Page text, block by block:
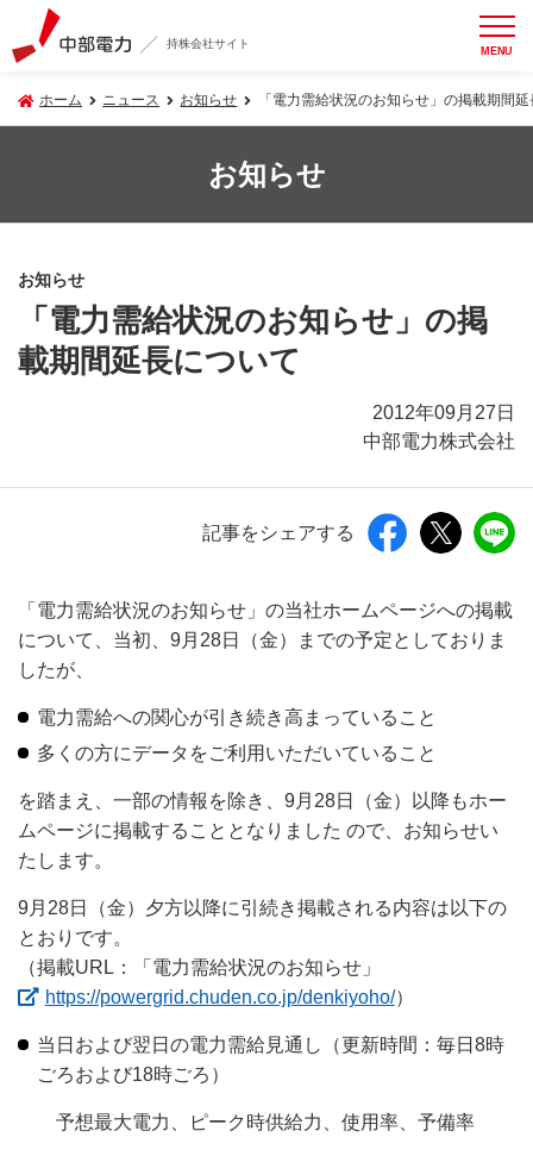
持株会社サイト MENU
ホーム ニュース お知らせ 「電力需給状況のお知らせ」の掲載期間
お知らせ
お知らせ
「電力需給状況のお知らせ」の掲
載期間延長について
2012年09月27日
中部電力株式会社
記事をシェアする
「電力需給状況のお知らせ」の当社ホームページへの掲載
について、当初、9月28日（金）までの予定としておりま
したが、
電力需給への関心が引き続き高まっていること
多くの方にデータをご利用いただいていること
を踏まえ、一部の情報を除き、9月28日（金）以降もホー
ムページに掲載することとなりました ので、お知らせい
たします。
9月28日（金）夕方以降に引続き掲載される内容は以下の
とおりです。
（掲載URL：「電力需給状況のお知らせ」
https://powergrid.chuden.co.jp/denkiyoho/（新しいウィン
）
当日および翌日の電力需給見通し（更新時間：毎日8時
ごろおよび18時ごろ）
予想最大電力、ピーク時供給力、使用率、予備率